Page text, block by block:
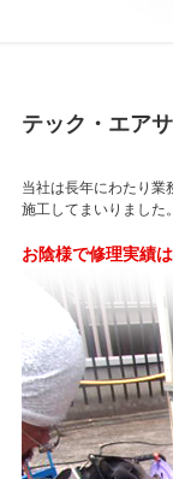
テック・エア
当社は長年にわたり業
施工してまいりました。
お陰様で修理実績